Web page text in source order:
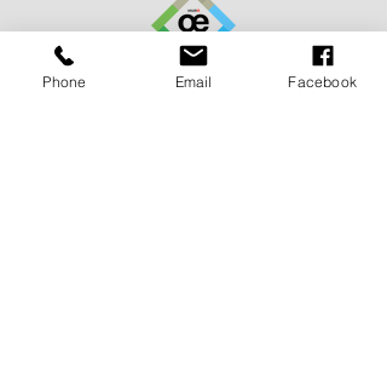
Öffnungszeit
Phone Email Facebook